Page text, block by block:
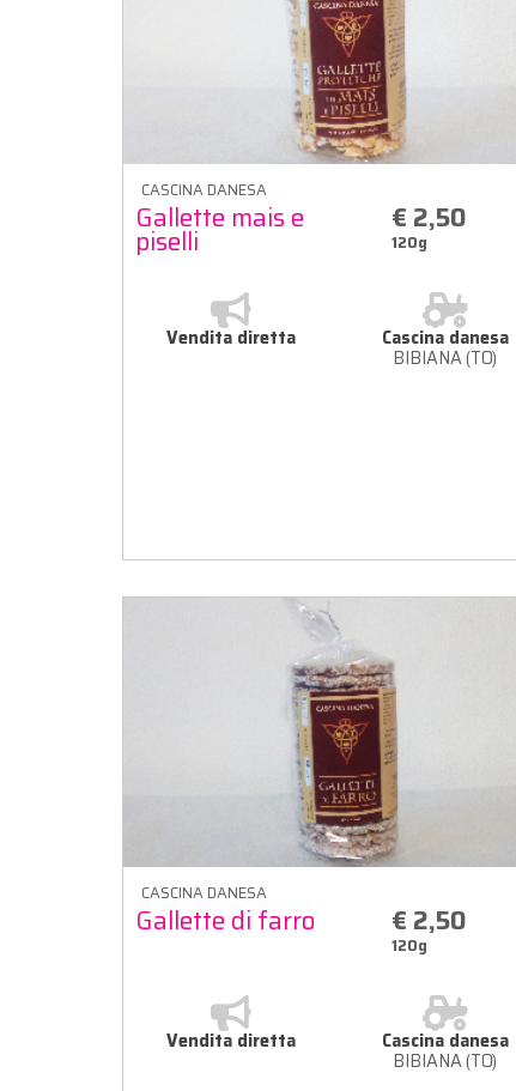
CASCINA DANESA
Gallette mais e
piselli
€ 2,50
120g
Vendita diretta Cascina danesa
BIBIANA (TO)
CASCINA DANESA
Gallette di farro € 2,50
120g
Vendita diretta Cascina danesa
BIBIANA (TO)